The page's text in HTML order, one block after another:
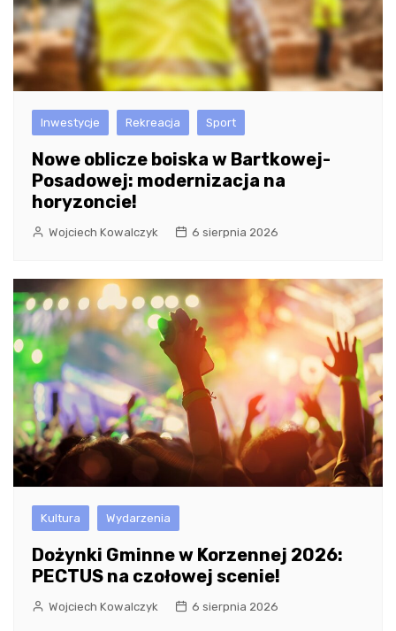
Inwestycje Rekreacja Sport
Nowe oblicze boiska w Bartkowej-
Posadowej: modernizacja na
horyzoncie!
Wojciech Kowalczyk 6 sierpnia 2026
Kultura Wydarzenia
Dożynki Gminne w Korzennej 2026:
PECTUS na czołowej scenie!
Wojciech Kowalczyk 6 sierpnia 2026